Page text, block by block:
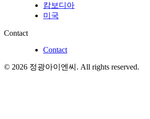
캄보디아
미국
Contact
Contact
© 2026 정광아이엔씨 . All rights reserved.